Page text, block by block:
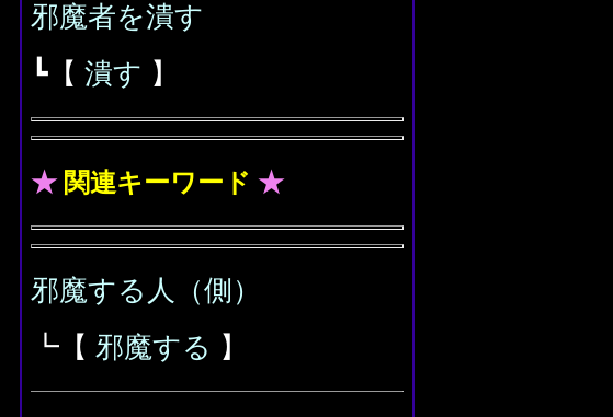
邪魔者を潰す
┗【 潰す 】
★ 関連キーワード ★
邪魔する人（側）
┗【 邪魔する 】